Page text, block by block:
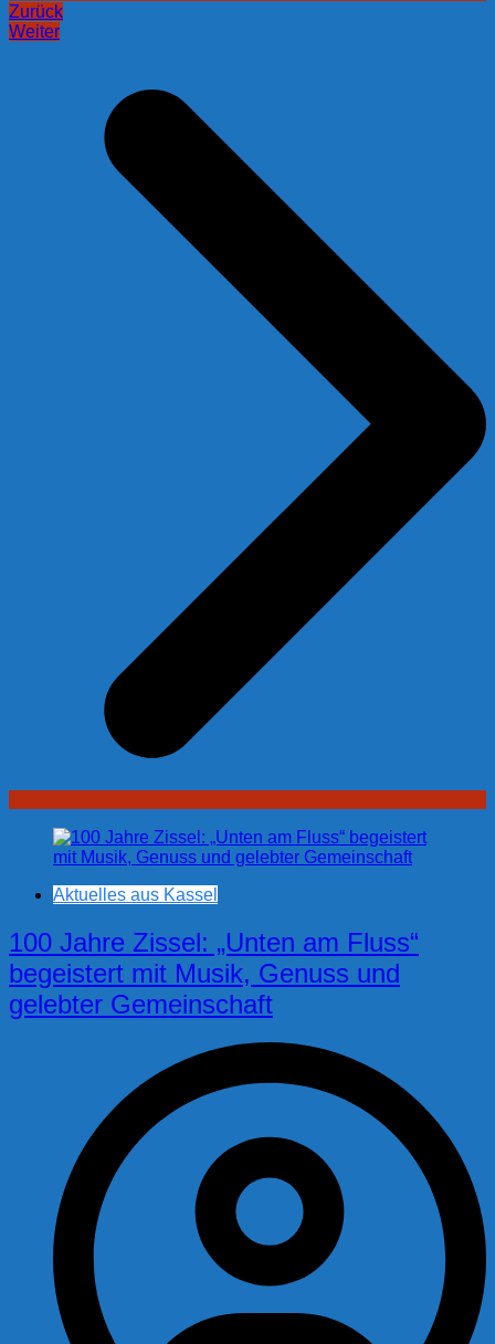
Zurück
Weiter
Aktuelles aus Kassel
100 Jahre Zissel: „Unten am Fluss“
begeistert mit Musik, Genuss und
gelebter Gemeinschaft